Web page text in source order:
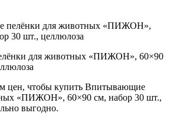
пелёнки для животных «ПИЖОН»,
30 шт., целлюлоза
цен, чтобы купить Впитывающие
«ПИЖОН», 60×90 см, набор 30 шт.,
выгодно.